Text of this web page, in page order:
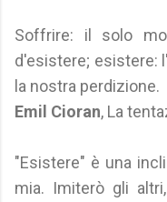
Soffrire: il solo
d'esistere; esistere:
la nostra perdizione.
Emil Cioran, La
"Esistere" è una
mia. Imiterò gli